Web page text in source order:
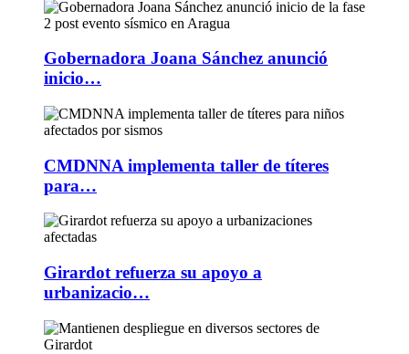
Gobernadora Joana Sánchez anunció
inicio…
CMDNNA implementa taller de títeres
para…
Girardot refuerza su apoyo a
urbanizacio…